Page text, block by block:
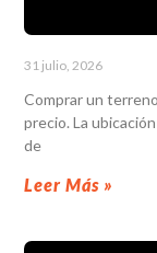
31 julio, 2026
Comprar un
precio. La
de
Leer Más »